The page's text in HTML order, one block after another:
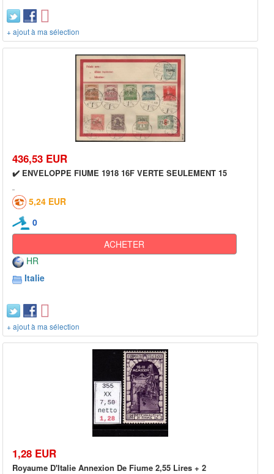
+ ajout à ma sélection
436,53 EUR
✔️ ENVELOPPE FIUME 1918 16F VERTE SEULEMENT 15
5,24 EUR
0
ACHETER
HR
Italie
+ ajout à ma sélection
1,28 EUR
Royaume D'Italie Annexion De Fiume 2,55 Lires + 2